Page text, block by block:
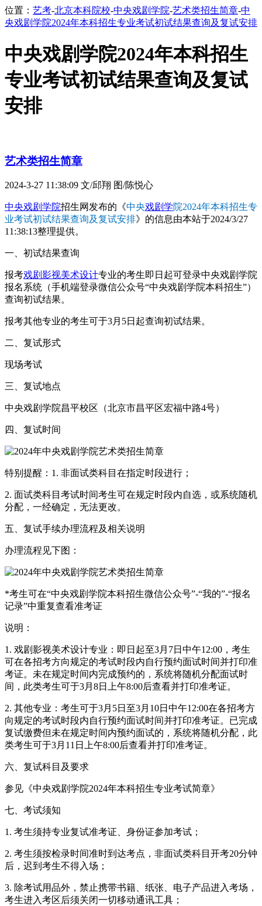
位置： 艺考-北京本科院校-中央戏剧学院-艺术类招生简章-中
央戏剧学院2024年本科招生专业考试初试结果查询及复试安排
中央戏剧学院2024年本科招生
专业考试初试结果查询及复试
安排
艺术类招生简章
2024-3-27 11:38:09 文/邱翔 图/陈悦心
中央戏剧学院招生网发布的《中央戏剧学院2024年本科招生专
业考试初试结果查询及复试安排》的信息由本站于2024/3/27
11:38:13整理提供。
一、初试结果查询
报考戏剧影视美术设计专业的考生即日起可登录中央戏剧学院
报名系统（手机端登录微信公众号“中央戏剧学院本科招生”）
查询初试结果。
报考其他专业的考生可于3月5日起查询初试结果。
二、复试形式
现场考试
三、复试地点
中央戏剧学院昌平校区（北京市昌平区宏福中路4号）
四、复试时间
特别提醒：1. 非面试类科目在指定时段进行；
2. 面试类科目考试时间考生可在规定时段内自选，或系统随机
分配，一经确定，无法更改。
五、复试手续办理流程及相关说明
办理流程见下图：
*考生可在“中央戏剧学院本科招生微信公众号”-“我的”-“报名
记录”中重复查看准考证
说明：
1. 戏剧影视美术设计专业：即日起至3月7日中午12:00，考生
可在各招考方向规定的考试时段内自行预约面试时间并打印准
考证。未在规定时间内完成预约的，系统将随机分配面试时
间，此类考生可于3月8日上午8:00后查看并打印准考证。
2. 其他专业：考生可于3月5日至3月10日中午12:00在各招考方
向规定的考试时段内自行预约面试时间并打印准考证。已完成
复试缴费但未在规定时间内预约面试的，系统将随机分配，此
类考生可于3月11日上午8:00后查看并打印准考证。
六、复试科目及要求
参见《中央戏剧学院2024年本科招生专业考试简章》
七、考试须知
1. 考生须持专业复试准考证、身份证参加考试；
2. 考生须按检录时间准时到达考点，非面试类科目开考20分钟
后，迟到考生不得入场；
3. 除考试用品外，禁止携带书籍、纸张、电子产品进入考场，
考生进入考区后须关闭一切移动通讯工具；